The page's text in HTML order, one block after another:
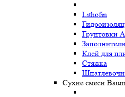
Lithofin
Грунтовки
Клей для
Стяжка
Сухие смеси